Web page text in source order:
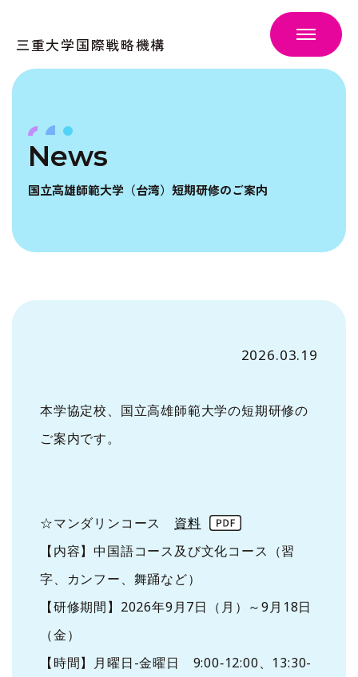
三重大学国際戦略機構
News
国立高雄師範大学（台湾）短期研修のご案内
2026.03.19
本学協定校、国立高雄師範大学の短期研修の
ご案内です。
☆マンダリンコース 資料
【内容】中国語コース及び文化コース（習
字、カンフー、舞踊など）
【研修期間】2026年9月7日（月）～9月18日
（金）
【時間】月曜日-金曜日 9:00‐12:00、13:30-